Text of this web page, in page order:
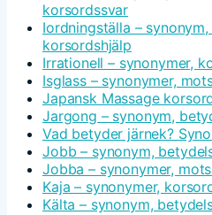
korsordssvar
Iordningställa –
korsordshjälp
Irrationell – synonymer,
Isglass – synonymer,
Japansk Massage
Jargong – synonym,
Vad betyder järnek?
Jobb – synonym,
Jobba – synonymer,
Kaja – synonymer,
Kälta – synonym,